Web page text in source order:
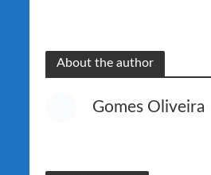
About the author
Gomes Oliveira